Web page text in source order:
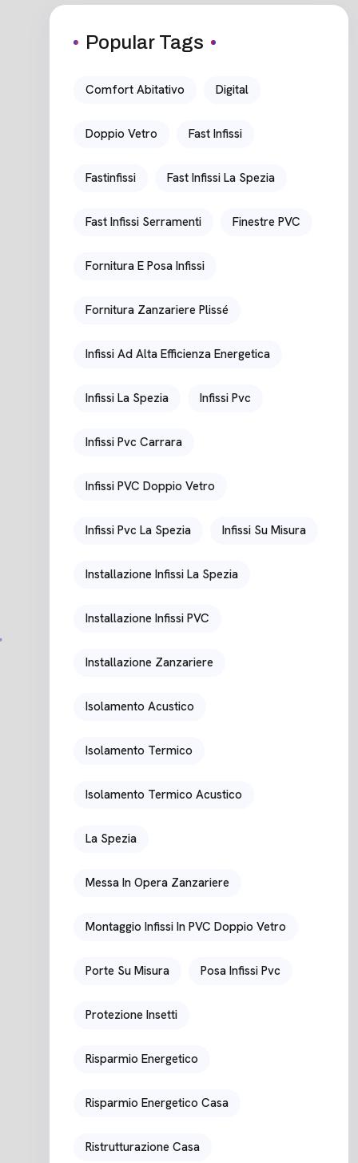
Popular Tags
Comfort Abitativo Digital
Doppio Vetro Fast Infissi
Fastinfissi Fast Infissi La Spezia
Fast Infissi Serramenti Finestre PVC
Fornitura E Posa Infissi
Fornitura Zanzariere Plissé
Infissi Ad Alta Efficienza Energetica
Infissi La Spezia Infissi Pvc
Infissi Pvc Carrara
Infissi PVC Doppio Vetro
Infissi Pvc La Spezia Infissi Su Misura
Installazione Infissi La Spezia
Installazione Infissi PVC
Installazione Zanzariere
Isolamento Acustico
Isolamento Termico
Isolamento Termico Acustico
La Spezia
Messa In Opera Zanzariere
Montaggio Infissi In PVC Doppio Vetro
Porte Su Misura Posa Infissi Pvc
Protezione Insetti
Risparmio Energetico
Risparmio Energetico Casa
Ristrutturazione Casa